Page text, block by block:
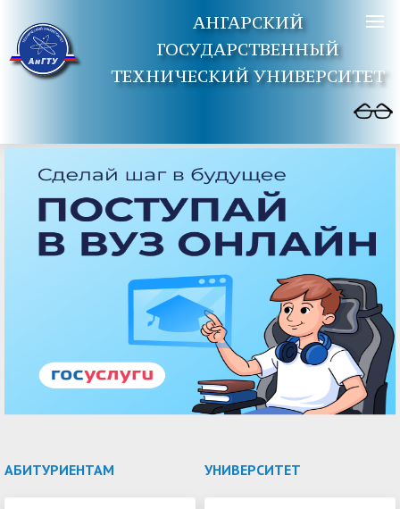
АНГАРСКИЙ
ГОСУДАРСТВЕННЫЙ
ТЕХНИЧЕСКИЙ УНИВЕРСИТЕТ
АБИТУРИЕНТАМ УНИВЕРСИТЕТ